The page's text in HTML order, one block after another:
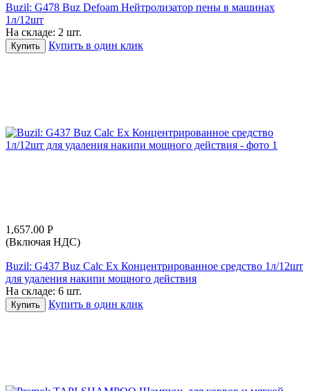
Buzil: G478 Buz Defoam Нейтролизатор пены в машинах
1л/12шт
На складе: 2 шт.
Купить Купить в один клик
1,657.00 Р
(Включая НДС)
Buzil: G437 Buz Calc Ex Концентрированное средство 1л/12шт
для удаления накипи мощного действия
На складе: 6 шт.
Купить Купить в один клик